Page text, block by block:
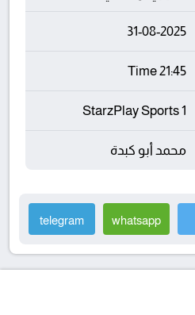
31-08-2025
21:45 Time
StarzPlay Sports 1
محمد أبو كبدة
whatsapp
telegram